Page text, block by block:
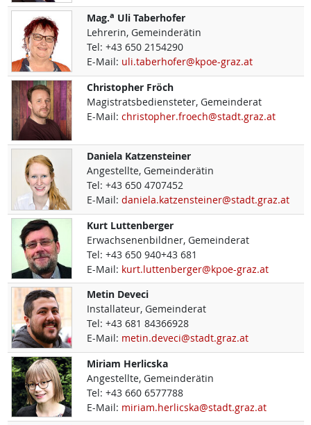
Mag.a Uli Taberhofer
Lehrerin, Gemeinderätin
Tel: +43 650 2154290
E-Mail: uli.taberhofer@kpoe-graz.at
Christopher Fröch
Magistratsbediensteter, Gemeinderat
E-Mail: christopher.froech@stadt.graz.at
Daniela Katzensteiner
Angestellte, Gemeinderätin
Tel: +43 650 4707452
E-Mail: daniela.katzensteiner@stadt.graz.at
Kurt Luttenberger
Erwachsenenbildner, Gemeinderat
Tel: +43 650 940+43 681
E-Mail: kurt.luttenberger@kpoe-graz.at
Metin Deveci
Installateur, Gemeinderat
Tel: +43 681 84366928
E-Mail: metin.deveci@stadt.graz.at
Miriam Herlicska
Angestellte, Gemeinderätin
Tel: +43 660 6577788
E-Mail: miriam.herlicska@stadt.graz.at